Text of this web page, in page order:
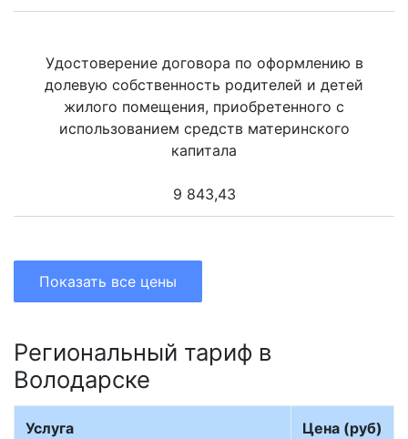
Удостоверение договора по оформлению в
долевую собственность родителей и детей
жилого помещения, приобретенного с
использованием средств материнского
капитала
9 843,43
Показать все цены
Региональный тариф в
Володарске
Услуга Цена (руб)